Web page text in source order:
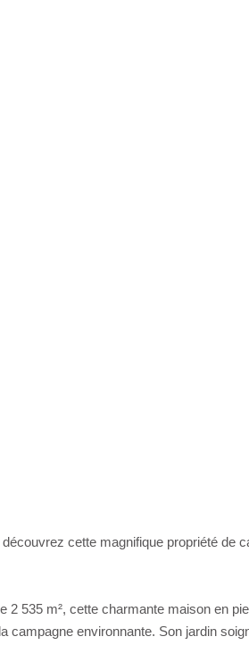
cette magnifique propriété de
2 535 m², cette charmante maison en
campagne environnante. Son jardin